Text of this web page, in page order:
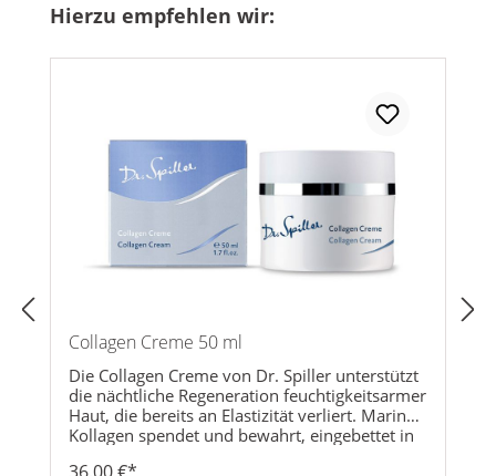
Produktgalerie überspringen
Hierzu empfehlen wir:
Collagen Creme 50 ml
Die Collagen Creme von Dr. Spiller unterstützt
die nächtliche Regeneration feuchtigkeitsarmer
Haut, die bereits an Elastizität verliert. Marines
Kollagen spendet und bewahrt, eingebettet in